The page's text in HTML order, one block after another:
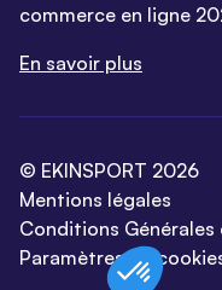
commerce en ligne
En savoir plus
© EKINSPORT 2026
Mentions légales
Conditions Générales
Paramètres de